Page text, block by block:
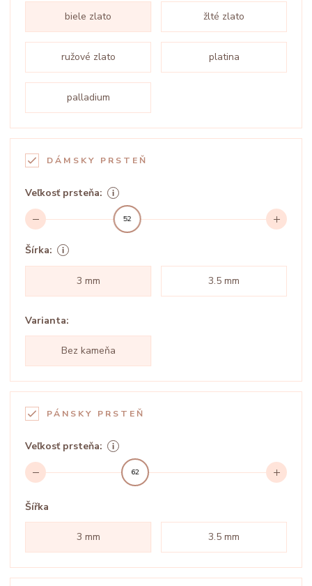
biele zlato žlté zlato
ružové zlato platina
palladium
DÁMSKY PRSTEŇ
Veľkosť prsteňa:
52
Šírka:
3 mm 3.5 mm
Varianta:
Bez kameňa
PÁNSKY PRSTEŇ
Veľkosť prsteňa:
62
Šířka
3 mm 3.5 mm